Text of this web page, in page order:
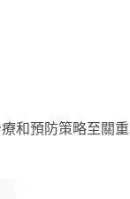
和預防策略至關重